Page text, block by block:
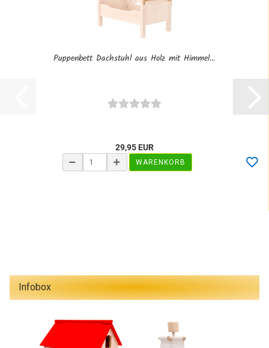
Puppenbett Dachstuhl aus Holz mit Himmel...
29,95 EUR
WARENKORB
Infobox